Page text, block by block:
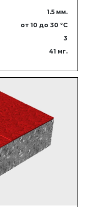
1.5 мм.
от 10 до 30 °C
3
41 мг.